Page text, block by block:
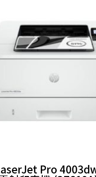
Pro